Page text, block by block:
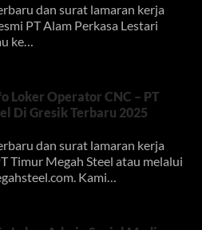
dan surat lamaran kerja
PT Alam Perkasa Lestari
ke…
Loker Operator CNC – PT
Di Gresik Terbaru 2025
dan surat lamaran kerja
Timur Megah Steel atau melalui
. Kami…